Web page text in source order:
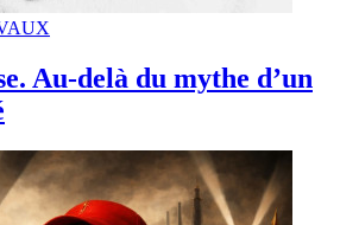
Au-delà du mythe d’un